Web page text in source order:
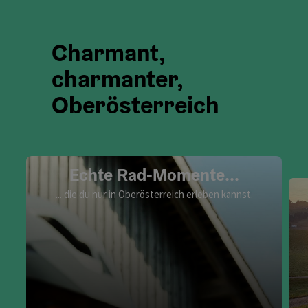
Charmant,
charmanter,
Oberösterreich
Echte Rad-Momente...
... die du nur in Oberösterreich erleben kannst.